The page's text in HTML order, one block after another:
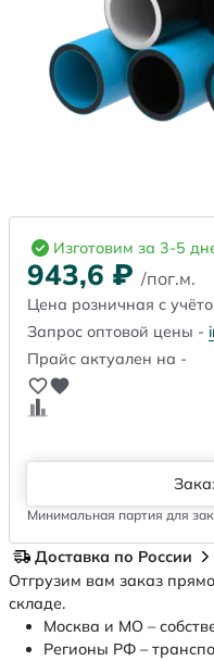
Изготовим за 3-5
943,6 ₽ /пог.м.
Цена розничная с
Запрос оптовой цены -
Прайс актуален на -
Минимальная партия для
Доставка по России
Отгрузим вам заказ
складе.
Москва и МО –
Регионы РФ –